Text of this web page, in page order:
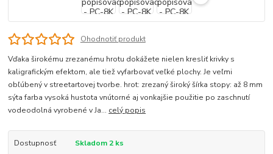
Ohodnotiť produkt
Vďaka širokému zrezanému hrotu dokážete nielen kresliť krivky s
kaligrafickým efektom, ale tiež vyfarbovať veľké plochy. Je veľmi
obľúbený v streetartovej tvorbe. hrot: zrezaný široký šírka stopy: až 8 mm
sýta farba vysoká hustota vnútorné aj vonkajšie použitie po zaschnutí
vodeodolná vyrobené v Ja... celý popis
Dostupnosť
Skladom 2 ks